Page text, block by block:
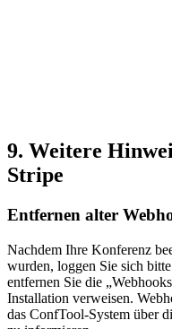
9. Weitere
Stripe
Entfernen alter
Nachdem Ihre Konferenz
wurden, loggen Sie sich
entfernen Sie die
Installation verweisen.
das ConfTool-System über